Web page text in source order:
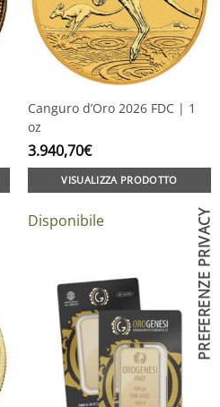
Canguro d’Oro 2026 FDC | 1
oz
3.940,70€
VISUALIZZA PRODOTTO
Disponibile